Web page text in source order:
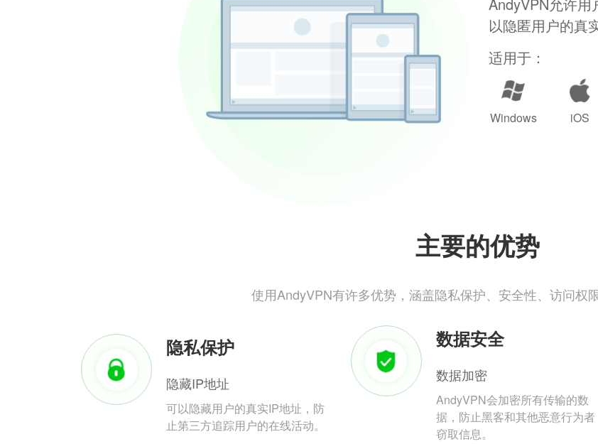
以隐匿用户的真
适用于：
Windows iOS
主要的优势
使用AndyVPN有许多优势，涵盖隐私保护、安全性、访问权
隐私保护
隐藏IP地址
可以隐藏用户的真实IP地址，防
止第三方追踪用户的在线活动。
数据安全
数据加密
AndyVPN会加密所有传输的数
据，防止黑客和其他恶意行为者
窃取信息。